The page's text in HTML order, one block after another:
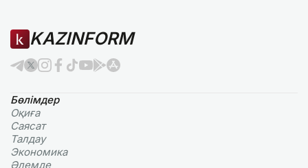
KAZINFORM
Бөлімдер
Оқиға
Саясат
Талдау
Экономика
Әлемде